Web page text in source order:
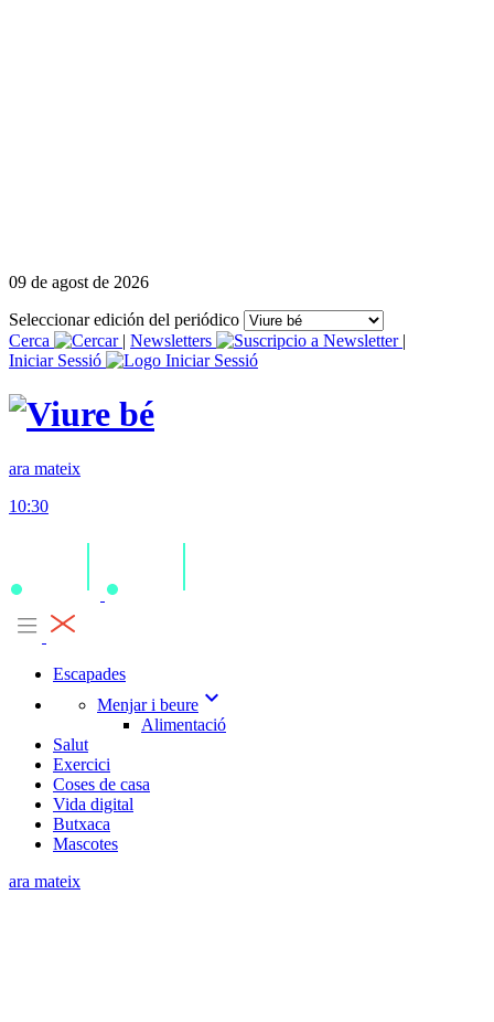
09 de agost de 2026
Seleccionar edición del periódico
Cerca
| Newsletters
|
Iniciar Sessió
ara mateix
10:30
Escapades
Menjar i beure expand_more
Alimentació
Salut
Exercici
Coses de casa
Vida digital
Butxaca
Mascotes
ara mateix